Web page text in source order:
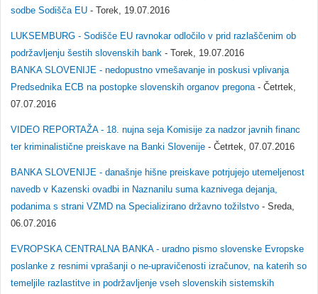
sodbe Sodišča EU - Torek, 19.07.2016
LUKSEMBURG - Sodišče EU ravnokar odločilo v prid razlaščenim ob
podržavljenju šestih slovenskih bank - Torek, 19.07.2016
BANKA SLOVENIJE - nedopustno vmešavanje in poskusi vplivanja
Predsednika ECB na postopke slovenskih organov pregona- Četrtek,
07.07.2016
VIDEO REPORTAŽA - 18. nujna seja Komisije za nadzor javnih financ
ter kriminalistične preiskave na Banki Slovenije - Četrtek, 07.07.2016
BANKA SLOVENIJE - današnje hišne preiskave potrjujejo utemeljenost
navedb v Kazenski ovadbi in Naznanilu suma kaznivega dejanja,
podanima s strani VZMD na Specializirano državno tožilstvo - Sreda,
06.07.2016
EVROPSKA CENTRALNA BANKA - uradno pismo slovenske Evropske
poslanke z resnimi vprašanji o ne-upravičenosti izračunov, na katerih so
temeljile razlastitve in podržavljenje vseh slovenskih sistemskih